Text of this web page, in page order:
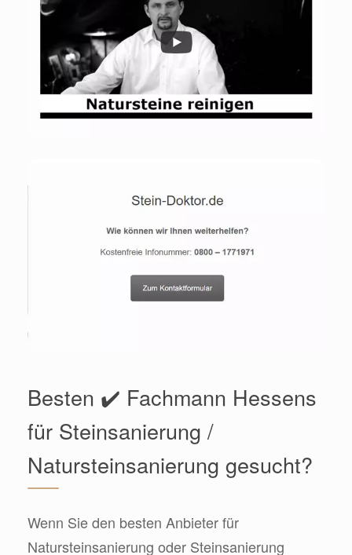
Besten ✔️ Fachmann Hessens
für Steinsanierung /
Natursteinsanierung gesucht?
Wenn Sie den besten Anbieter für
Natursteinsanierung oder Steinsanierung